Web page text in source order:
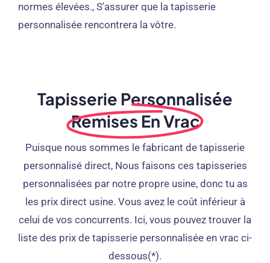
normes élevées., S'assurer que la tapisserie
personnalisée rencontrera la vôtre.
Tapisserie Personnalisée
Remises En Vrac
Puisque nous sommes le fabricant de tapisserie
personnalisé direct, Nous faisons ces tapisseries
personnalisées par notre propre usine, donc tu as
les prix direct usine. Vous avez le coût inférieur à
celui de vos concurrents. Ici, vous pouvez trouver la
liste des prix de tapisserie personnalisée en vrac ci-
dessous(*).